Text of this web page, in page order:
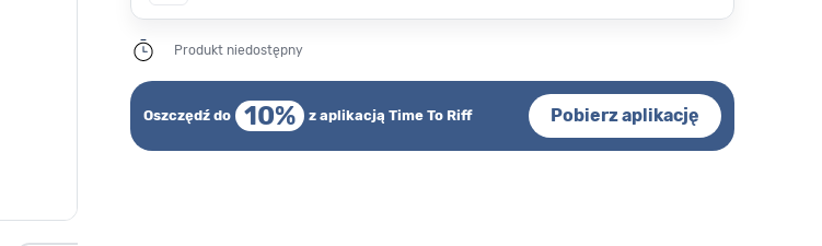
Produkt niedostępny
Oszczędź do 10% z aplikacją Time To Riff Pobierz aplikację